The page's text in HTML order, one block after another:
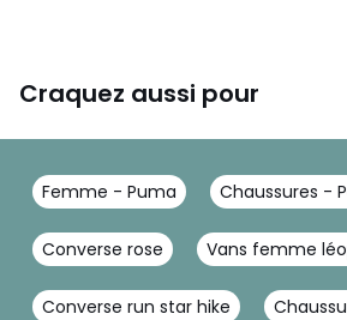
Craquez aussi pour
Femme - Puma Chaussures -
Converse rose Vans femme
Converse run star hike